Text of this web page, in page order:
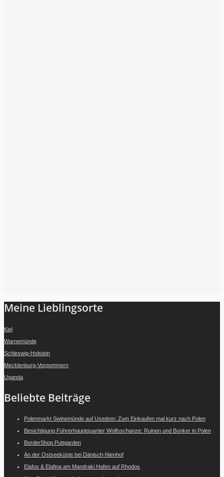
Meine Lieblingsorte
Kiel
Warnemünde
Schleswig-Holstein
Mecklenburg-Vorpommern
Uganda
Beliebte Beiträge
Polenmarkt Swinemünde auf Usedom: Zum Einkaufen mal kurz nach Polen
Besichtigung Führerhauptquartier Wolfsschanze: Ruinen und Bunker in Polen
BorderShop Puttgarden
An der Ostseeküste bei Dänisch-Nienhof
Elafos & Elafina am Mandraki Hafen auf Rhodos